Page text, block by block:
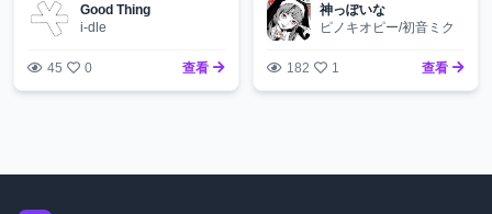
Good Thing
i-dle
45 0 查看
神っぽいな
ピノキオピー/初音ミク
182 1 查看